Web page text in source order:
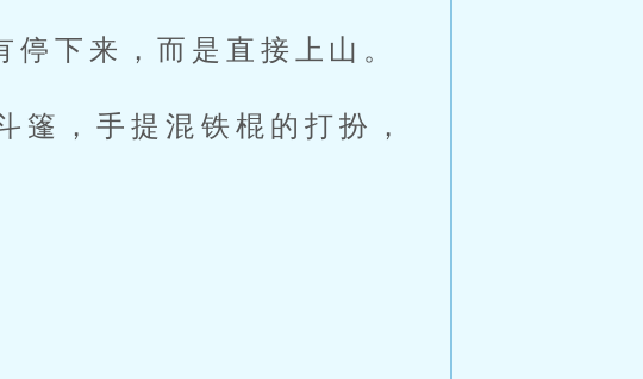
下来，而是直接上山。
篷，手提混铁棍的打扮，